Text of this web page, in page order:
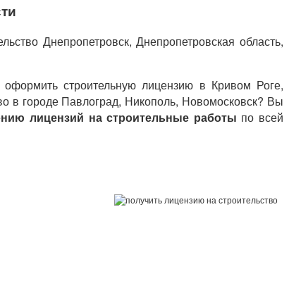
Днепропетровск, Днепропетровская область,
оформить строительную лицензию в Кривом Роге,
в городе Павлоград, Никополь, Новомосковск? Вы
лицензий на строительные работы по всей